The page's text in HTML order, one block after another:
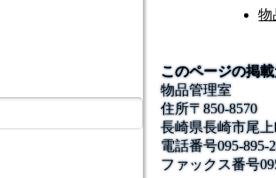
物
このページの掲
物品管理室
住所〒850-8570
長崎県長崎市尾
電話番号095-895-
ファックス番号公